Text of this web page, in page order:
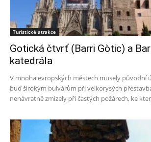
Turistické atrakce
Gotická čtvrť (Barri Gòtic) a
katedrála
V mnoha evropských městech musely původní
buď širokým bulvárům při velkorysých
nenávratně zmizely při častých požárech, ke